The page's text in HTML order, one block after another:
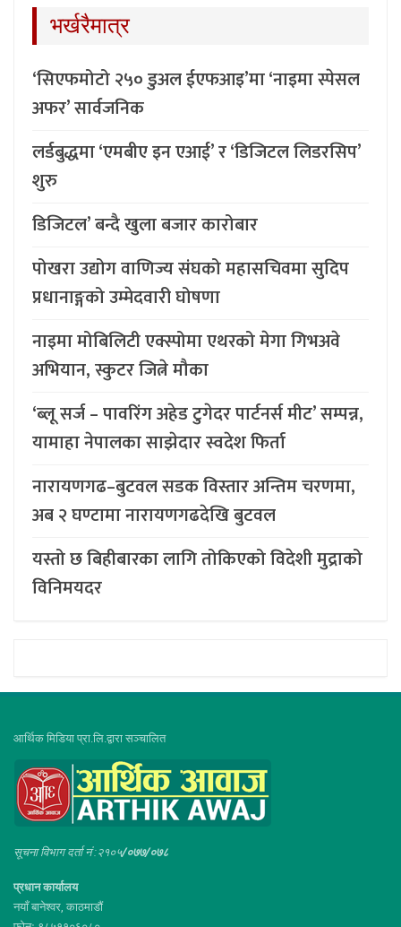
भर्खरैमात्र
‘सिएफमोटो २५० डुअल ईएफआइ’मा ‘नाइमा स्पेसल
अफर’ सार्वजनिक
लर्डबुद्धमा ‘एमबीए इन एआई’ र ‘डिजिटल लिडरसिप’
शुरु
डिजिटल’ बन्दै खुला बजार कारोबार
पोखरा उद्योग वाणिज्य संघको महासचिवमा सुदिप
प्रधानाङ्गको उम्मेदवारी घोषणा
नाइमा मोबिलिटी एक्स्पोमा एथरको मेगा गिभअवे
अभियान, स्कुटर जित्ने मौका
‘ब्लू सर्ज – पावरिंग अहेड टुगेदर पार्टनर्स मीट’ सम्पन्न,
यामाहा नेपालका साझेदार स्वदेश फिर्ता
नारायणगढ–बुटवल सडक विस्तार अन्तिम चरणमा,
अब २ घण्टामा नारायणगढदेखि बुटवल
यस्तो छ बिहीबारका लागि तोकिएको विदेशी मुद्राको
विनिमयदर
आर्थिक मिडिया प्रा.लि.द्वारा सञ्चालित
सूचना विभाग दर्ता नं :२१०५/०७७/०७८
प्रधान कार्यालय
नयाँ बानेश्वर, काठमाडौं